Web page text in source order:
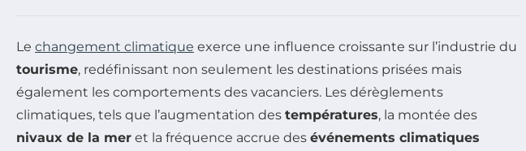
Le changement climatique exerce une influence croissante sur l’industrie du
tourisme, redéfinissant non seulement les destinations prisées mais
également les comportements des vacanciers. Les dérèglements
climatiques, tels que l’augmentation des températures, la montée des
nivaux de la mer et la fréquence accrue des événements climatiques